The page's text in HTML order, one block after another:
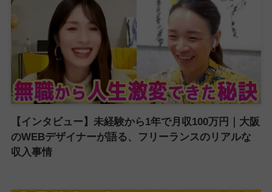
【インタビュー】未経験から1年で月収100万円｜大阪
のWEBデザイナーが語る、フリーランスのリアルな
収入事情